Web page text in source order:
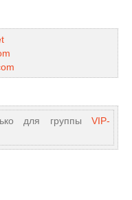
для группы VIP-